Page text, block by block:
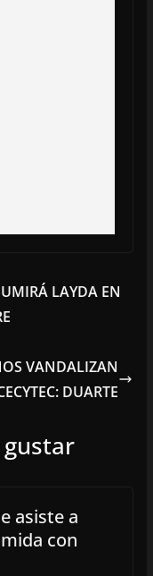
LAYDA EN
VANDALIZAN
DUARTE
asiste a
con